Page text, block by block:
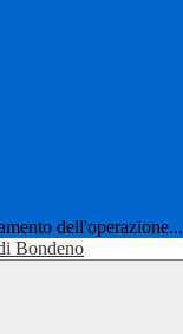
dell'operazione...